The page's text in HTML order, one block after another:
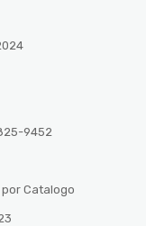
9452
por Catalogo